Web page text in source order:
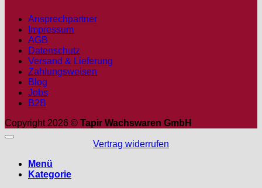
Ansprechpartner
Impressum
AGB
Datenschutz
Versand & Lieferung
Zahlungsweisen
Blog
Jobs
B2B
Copyright 2026 © Tapir Wachswaren GmbH
Vertrag widerrufen
Menü
Kategorie